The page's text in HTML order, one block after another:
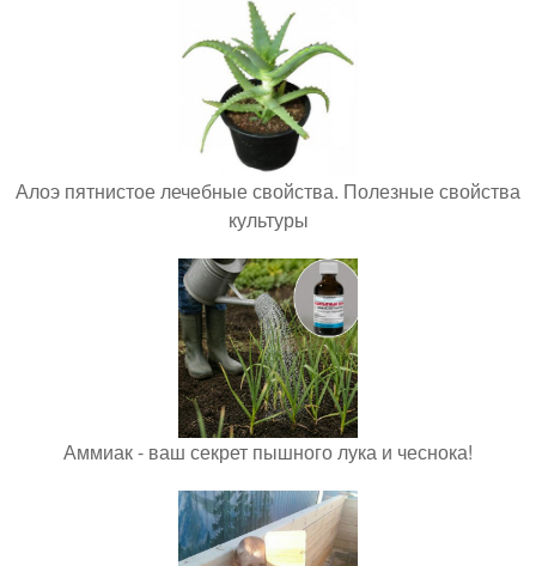
Алоэ пятнистое лечебные свойства. Полезные свойства
культуры
Аммиак - ваш секрет пышного лука и чеснока!